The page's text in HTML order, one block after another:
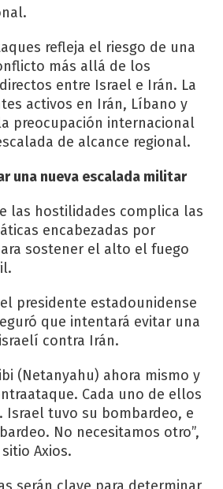
refleja el riesgo de una
más allá de los
entre Israel e Irán. La
activos en Irán, Líbano y
preocupación internacional
de alcance regional.
una nueva escalada militar
las hostilidades complica las
encabezadas por
sostener el alto el fuego
presidente estadounidense
que intentará evitar una
contra Irán.
(Netanyahu) ahora mismo y
Cada uno de ellos
Israel tuvo su bombardeo, e
No necesitamos otro”,
Axios.
serán clave para determinar